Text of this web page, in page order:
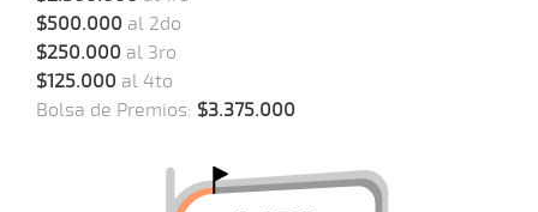
$500.000 al 2do
$250.000 al 3ro
$125.000 al 4to
Bolsa de Premios: $3.375.000